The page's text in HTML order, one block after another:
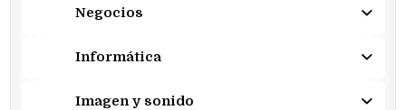
Negocios
Informática
Imagen y sonido